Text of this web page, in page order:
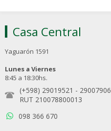
Casa Central
Yaguarón 1591
Lunes a Viernes
8:45 a 18:30hs.
(+598) 29019521 - 29007906
RUT 210078800013
098 366 670